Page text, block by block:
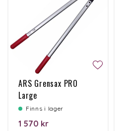
ARS Grensax PRO
Large
Finns i lager
1 570 kr